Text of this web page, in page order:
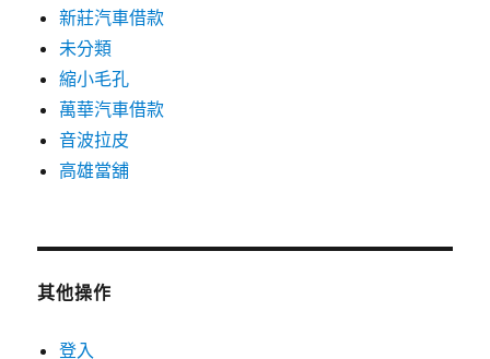
新莊汽車借款
未分類
縮小毛孔
萬華汽車借款
音波拉皮
高雄當舖
其他操作
登入